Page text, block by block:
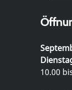
10.00